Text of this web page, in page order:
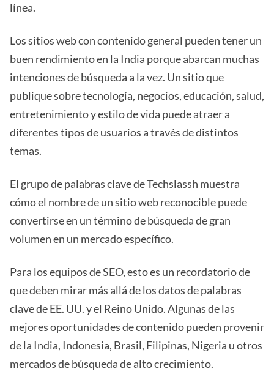
línea.
Los sitios web con contenido general pueden tener un
buen rendimiento en la India porque abarcan muchas
intenciones de búsqueda a la vez. Un sitio que
publique sobre tecnología, negocios, educación, salud,
entretenimiento y estilo de vida puede atraer a
diferentes tipos de usuarios a través de distintos
temas.
El grupo de palabras clave de Techslassh muestra
cómo el nombre de un sitio web reconocible puede
convertirse en un término de búsqueda de gran
volumen en un mercado específico.
Para los equipos de SEO, esto es un recordatorio de
que deben mirar más allá de los datos de palabras
clave de EE. UU. y el Reino Unido. Algunas de las
mejores oportunidades de contenido pueden provenir
de la India, Indonesia, Brasil, Filipinas, Nigeria u otros
mercados de búsqueda de alto crecimiento.